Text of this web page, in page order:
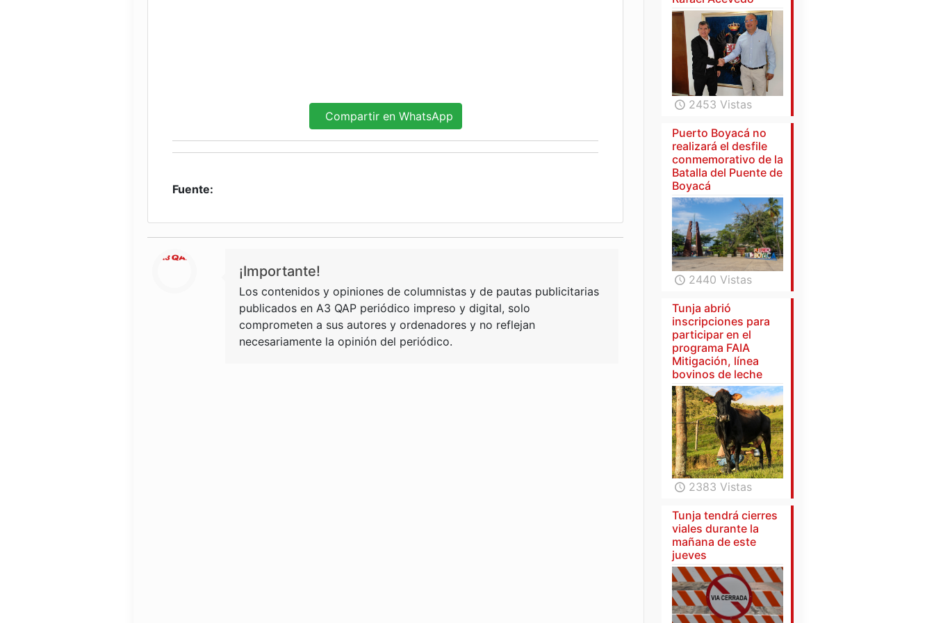
Compartir en WhatsApp
Fuente:
¡Importante!
Los contenidos y opiniones de columnistas y de pautas publicitarias
publicados en A3 QAP periódico impreso y digital, solo
comprometen a sus autores y ordenadores y no reflejan
necesariamente la opinión del periódico.
2453 Vistas
Puerto Boyacá no
realizará el desfile
conmemorativo de la
Batalla del Puente de
Boyacá
2440 Vistas
Tunja abrió
inscripciones para
participar en el
programa FAIA
Mitigación, línea
bovinos de leche
2383 Vistas
Tunja tendrá cierres
viales durante la
mañana de este
jueves